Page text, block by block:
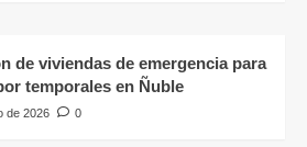
de viviendas de emergencia para
temporales en Ñuble
de 2026 0